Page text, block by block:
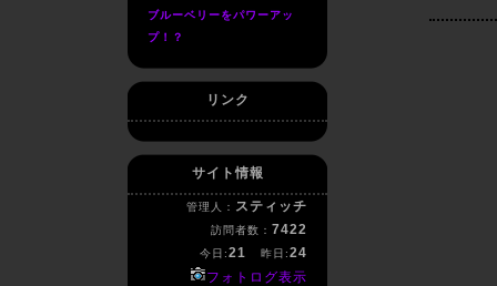
ブルーベリーをパワーアッ
プ！？
リンク
サイト情報
管理人： スティッチ
訪問者数： 7422
今日:21 昨日:24
フォトログ表示